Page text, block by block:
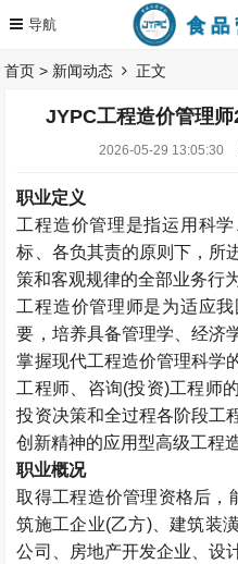
首页 > 新闻动态 正文
JYPC工程造价管理
2026-05-29 13:05:30
职业定义
工程造价管理是指运用科
标、各负其责的原则下，所
策和客观规律的全部业务行
工程造价管理师是为适应
要，培养具备管理学、经济
掌握现代工程造价管理科学
工程师、咨询(投资)工程师
投资决策和全过程各阶段工
创新精神的应用型高级工程
职业概况
取得工程造价管理资格后，
筑施工企业(乙方)、建筑装
公司、房地产开发企业、设